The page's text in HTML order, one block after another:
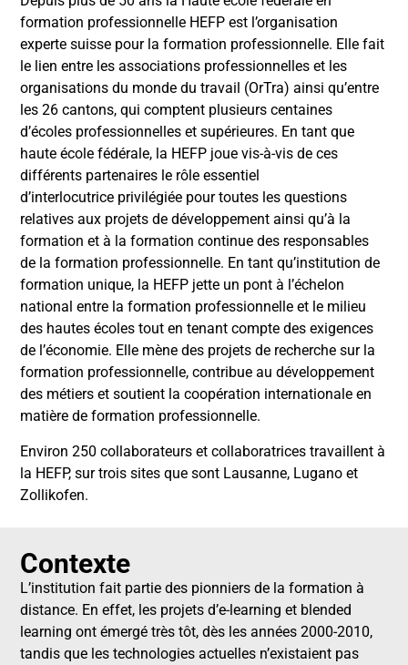
formation professionnelle HEFP est l’organisation
experte suisse pour la formation professionnelle. Elle fait
le lien entre les associations professionnelles et les
organisations du monde du travail (OrTra) ainsi qu’entre
les 26 cantons, qui comptent plusieurs centaines
d’écoles professionnelles et supérieures. En tant que
haute école fédérale, la HEFP joue vis-à-vis de ces
différents partenaires le rôle essentiel
d’interlocutrice privilégiée pour toutes les questions
relatives aux projets de développement ainsi qu’à la
formation et à la formation continue des responsables
de la formation professionnelle. En tant qu’institution de
formation unique, la HEFP jette un pont à l’échelon
national entre la formation professionnelle et le milieu
des hautes écoles tout en tenant compte des exigences
de l’économie. Elle mène des projets de recherche sur la
formation professionnelle, contribue au développement
des métiers et soutient la coopération internationale en
matière de formation professionnelle.
Environ 250collaborateurs et collaboratrices travaillent à
la HEFP, sur trois sites que sont Lausanne, Lugano et
Zollikofen.
Contexte
L’institution fait partie des pionniers de la formation à
distance. En effet, les projets d’e-learning et blended
learning ont émergé très tôt, dès les années 2000-2010,
tandis que les technologies actuelles n’existaient pas